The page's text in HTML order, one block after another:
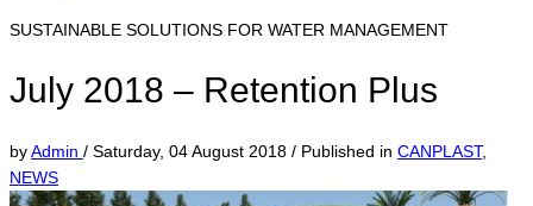
SUSTAINABLE SOLUTIONS FOR WATER MANAGEMENT
July 2018 – Retention Plus
byAdmin / Saturday, 04 August 2018 / Published in CANPLAST,
NEWS